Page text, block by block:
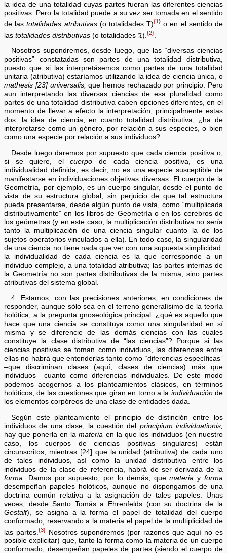
la idea de una totalidad cuyas partes fueran las diferentes ciencias
positivas. Pero la totalidad puede a su vez ser tomada en el sentido
de lastotalidades atributivas(o totalidades T){1} o en el sentido de
lastotalidades distributivas (o totalidades 𝔗).{2}
Nosotros supondremos, desde luego, que las “diversas ciencias
positivas” constatadas son partes de una totalidad distributiva,
puesto que si las interpretásemos como partes de una totalidad
unitaria (atributiva) estaríamos utilizando la idea de ciencia única, o
mathesis [23] universalis, que hemos rechazado por principio. Pero
aun interpretando las diversas ciencias de esa pluralidad como
partes de una totalidad distributiva caben opciones diferentes, en el
momento de llevar a efecto la interpretación, principalmente estas
dos: la idea de ciencia, en cuanto totalidad distributiva, ¿ha de
interpretarse como un género, por relación a sus especies, o bien
como una especie por relación a sus individuos?
Desde luego daremos por supuesto que cada ciencia positiva o,
si se quiere, elcuerpo de cada ciencia positiva, es una
individualidad definida, es decir, no es una especie susceptible de
manifestarse en individuaciones objetivas diversas. El cuerpo de la
Geometría, por ejemplo, es un cuerpo singular, desde el punto de
vista de su estructura global, sin perjuicio de que tal estructura
pueda presentarse, desde algún punto de vista, como “multiplicada
distributivamente” en los libros de Geometría o en los cerebros de
los geómetras (y en este caso, la multiplicación distributiva no sería
tanto la multiplicación de una ciencia singular cuanto la de los
sujetos operatorios vinculados a ella). En todo caso, la singularidad
de una ciencia no tiene nada que ver con una supuesta simplicidad:
la individualidad de cada ciencia es la que corresponde a un
individuo complejo, a una totalidad atributiva; las partes internas de
la Geometría no son partes distributivas de la misma, sino partes
atributivas del sistema global.
4. Estamos, con las precisiones anteriores, en condiciones de
responder, aunque sólo sea en el terreno generalísimo de la teoría
holótica, a la pregunta gnoseológica principal: ¿qué es aquello que
hace que una ciencia se constituya como una singularidad en sí
misma y se diferencie de las demás ciencias con las cuales
constituye la clase distributiva de “las ciencias”? Porque si las
ciencias positivas se toman como individuos, las diferencias entre
ellas no habrá que entenderlas tanto como “diferencias específicas”
–que discriminan clases (aquí, clases de ciencias) más que
individuos– cuanto como diferencias individuales. De este modo
podemos acogernos a los planteamientos clásicos, en términos
holóticos, de las cuestiones que giran en torno a la individuaciónde
los elementos corpóreos de una clase de entidades dada.
Según este planteamiento el principio de distinción entre los
individuos de una clase, la cuestión del principium individuationis,
hay que ponerla en lamateria en la que los individuos (en nuestro
caso, los cuerpos de ciencias positivas singulares) están
circunscritos; mientras [24] que la unidad (atributiva) de cada uno
de tales individuos, así como la unidad distributiva entre los
individuos de la clase de referencia, habrá de ser derivada de la
forma.
Damos por supuesto, por lo demás, quemateria y forma
desempeñan papeles holóticos, aunque no dispongamos de una
doctrina común relativa a la asignación de tales papeles. Unas
veces, desde Santo Tomás a Ehrenfelds (con su doctrina de la
Gestalt), se asigna a la forma el papel de totalidad del cuerpo
conformado, reservando a la materia el papel de la multiplicidad de
las partes. {3}Nosotros supondremos (por razones que aquí no es
posible explicitar) que, tanto la forma como la materia de un cuerpo
conformado, desempeñan papeles de partes (siendo el cuerpo de